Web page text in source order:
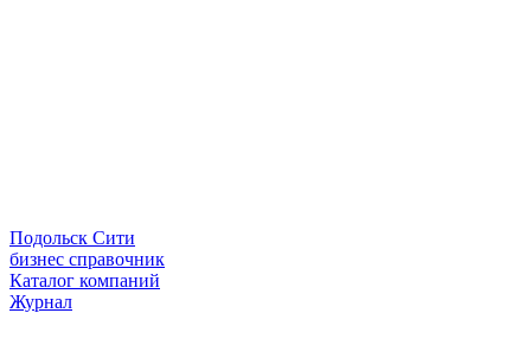
Подольск Сити
бизнес справочник
Каталог компаний
Журнал